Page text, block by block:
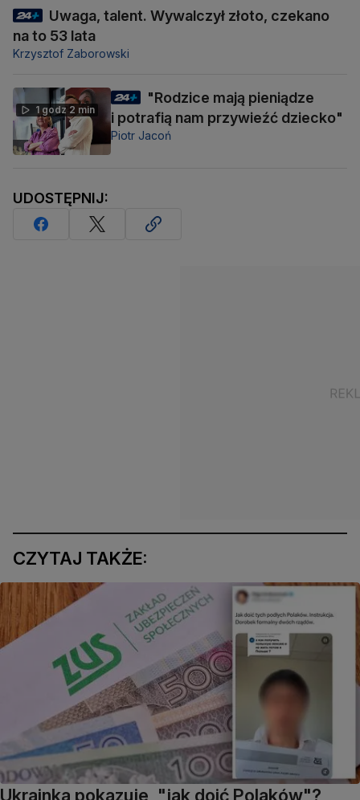
Uwaga, talent. Wywalczył złoto, czekano
na to 53 lata
Krzysztof Zaborowski
1 godz 2 min
"Rodzice mają pieniądze
i potrafią nam przywieźć dziecko"
Piotr Jacoń
UDOSTĘPNIJ:
CZYTAJ TAKŻE:
Ukrainka pokazuje, "jak doić Polaków"?